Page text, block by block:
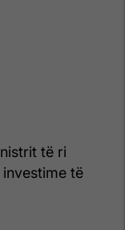
të ri
të